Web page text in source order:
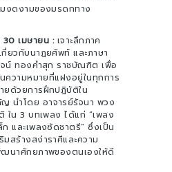
งดงามของมรดกทาง
เมษายน :เจาะลึกภาค
ยวกับนาฏยศัพท์ และภาษา
จน์ ทองคำสุก ราชบัณฑิต เพื่อ
นความหมายที่แฝงอยู่ในทุกการ
ยด้วยการฝึกปฏิบัติใน
นำโดย อาจารย์รัจนา พวง
ใน 3 บทเพลง ได้แก่ “เพลง
และเพลงซัดชาตรี” ซึ่งเป็น
สร้างสง่าราศีและความ
นาศักยภาพของตนเองให้ดี